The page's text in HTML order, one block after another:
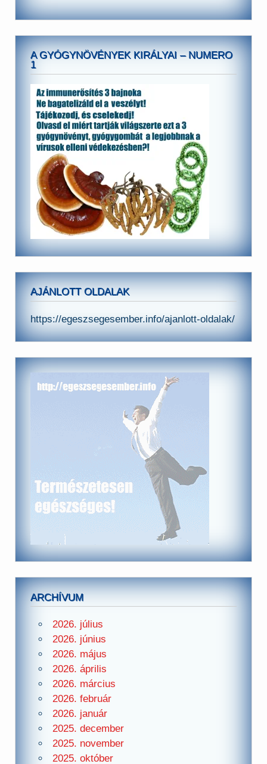
A GYÓGYNÖVÉNYEK KIRÁLYAI – NUMERO
1
AJÁNLOTT OLDALAK
https://egeszsegesember.info/ajanlott-oldalak/
ARCHÍVUM
2026. július
2026. június
2026. május
2026. április
2026. március
2026. február
2026. január
2025. december
2025. november
2025. október